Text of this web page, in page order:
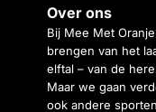
Over ons
Bij Mee Met
brengen van het
elftal – van de
Maar we gaan
ook andere